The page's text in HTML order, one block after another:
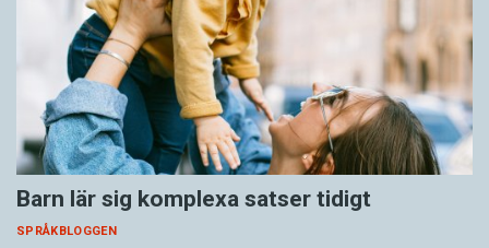
Barn lär sig komplexa satser tidigt
SPRÅKBLOGGEN